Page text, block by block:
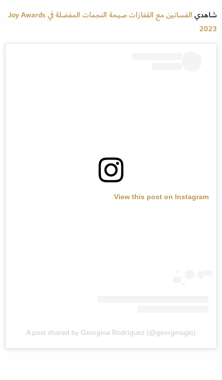
شاهدي
الفساتين مع القفازات صيحة النجمات المفضلة في Joy Awards
2023
View this post on Instagram
A post shared by Georgina Rodríguez (@georginagio)